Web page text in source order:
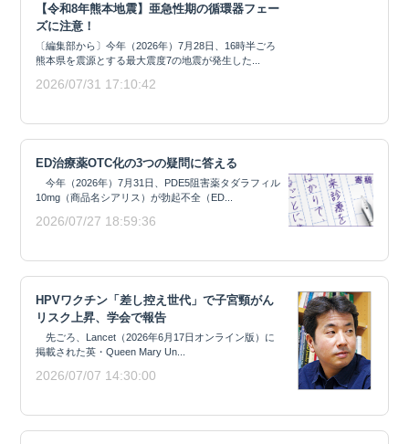
【令和8年熊本地震】亜急性期の循環器フェー
ズに注意！
〔編集部から〕今年（2026年）7月28日、16時半ごろ
熊本県を震源とする最大震度7の地震が発生した...
2026/07/31 17:10:42
ED治療薬OTC化の3つの疑問に答える
今年（2026年）7月31日、PDE5阻害薬タダラフィル
10mg（商品名シアリス）が勃起不全（ED...
2026/07/27 18:59:36
HPVワクチン「差し控え世代」で子宮頸がん
リスク上昇、学会で報告
先ごろ、Lancet（2026年6月17日オンライン版）に
掲載された英・Queen Mary Un...
2026/07/07 14:30:00